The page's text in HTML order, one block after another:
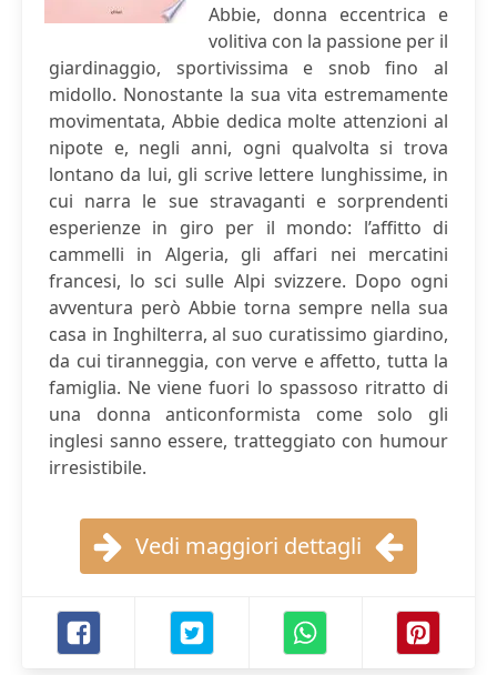
Abbie, donna eccentrica e
volitiva con la passione per il
giardinaggio, sportivissima e snob fino al
midollo. Nonostante la sua vita estremamente
movimentata, Abbie dedica molte attenzioni al
nipote e, negli anni, ogni qualvolta si trova
lontano da lui, gli scrive lettere lunghissime, in
cui narra le sue stravaganti e sorprendenti
esperienze in giro per il mondo: l’affitto di
cammelli in Algeria, gli affari nei mercatini
francesi, lo sci sulle Alpi svizzere. Dopo ogni
avventura però Abbie torna sempre nella sua
casa in Inghilterra, al suo curatissimo giardino,
da cui tiranneggia, con verve e affetto, tutta la
famiglia. Ne viene fuori lo spassoso ritratto di
una donna anticonformista come solo gli
inglesi sanno essere, tratteggiato con humour
irresistibile.
Vedi maggiori dettagli